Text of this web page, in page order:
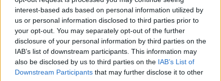
interest-based ads based on personal information utilized by
us or personal information disclosed to third parties prior to
your opt-out. You may separately opt-out of the further
disclosure of your personal information by third parties on the
IAB’s list of downstream participants. This information may
also be disclosed by us to third parties on the IAB’s List of
Downstream Participants that may further disclose it to other
Έρχονται αντιδράσεις
5 Αυγούστου 2026 16:48
ΝΕΟΙ ΟΡΙΖΟΝΤΕΣ
Κρήτη: Τραγικές ελλείψεις στα
φαρμακεία – Λείπουν ακόμη και
κολλύρια
5 Αυγούστου 2026 16:46